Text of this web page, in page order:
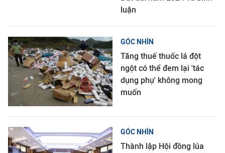
luận
GÓC NHÌN
Tăng thuế thuốc lá đột
ngột có thể đem lại 'tác
dụng phụ' không mong
muốn
GÓC NHÌN
Thành lập Hội đồng lúa